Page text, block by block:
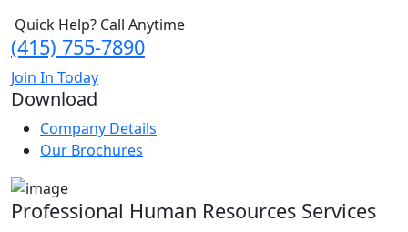
Quick Help? Call Anytime
(415) 755-7890
Join In Today
Download
Company Details
Our Brochures
Professional Human Resources Services